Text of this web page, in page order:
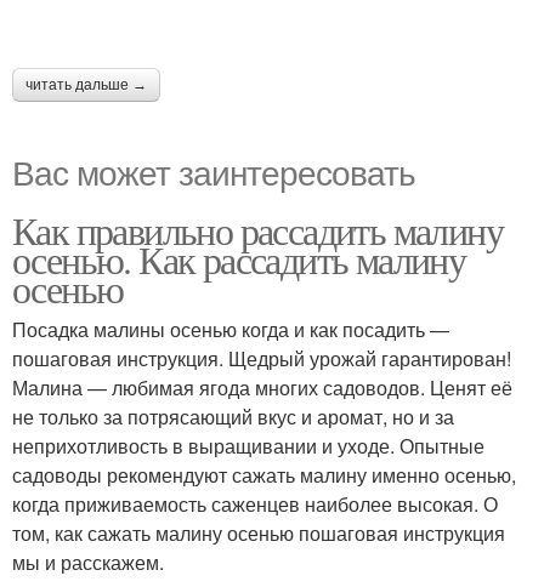
читать дальше →
Вас может заинтересовать
Как правильно рассадить малину
осенью. Как рассадить малину
осенью
Посадка малины осенью когда и как посадить —
пошаговая инструкция. Щедрый урожай гарантирован!
Малина — любимая ягода многих садоводов. Ценят её
не только за потрясающий вкус и аромат, но и за
неприхотливость в выращивании и уходе. Опытные
садоводы рекомендуют сажать малину именно осенью,
когда приживаемость саженцев наиболее высокая. О
том, как сажать малину осенью пошаговая инструкция
мы и расскажем.